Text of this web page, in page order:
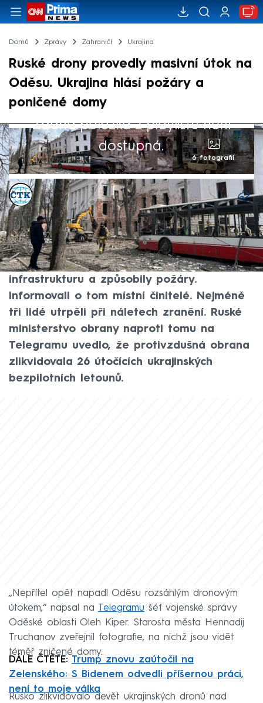
Domů Zprávy Zahraničí Ukrajina
Ruské drony provedly masivní útok na
Oděsu. Ukrajina hlásí požáry a
poničené domy
Žádná položka z playlistu není
dostupná.
6 fotografií
ČTK
16. dub 2025, 07:06
Ruské drony v noci na středu masivně
útočily na ukrajinský černomořský přístav
Oděsa, kde poničily obytné domy a
infrastrukturu a způsobily požáry.
Informovali o tom místní činitelé. Nejméně
tři lidé utrpěli při náletech zranění. Ruské
ministerstvo obrany naproti tomu na
Telegramu uvedlo, že protivzdušná obrana
zlikvidovala 26 útočících ukrajinských
bezpilotních letounů.
„Nepřítel opět napadl Oděsu rozsáhlým dronovým
útokem,“ napsal na Telegramu šéf vojenské správy
Oděské oblasti Oleh Kiper. Starosta města Hennadij
Truchanov zveřejnil fotografie, na nichž jsou vidět
téměř zničené domy.
DÁLE ČTĚTE: Trump znovu zaútočil na
Zelenského: S Bidenem odvedli příšernou práci,
není to moje válka
Rusko zlikvidovalo devět ukrajinských dronů nad